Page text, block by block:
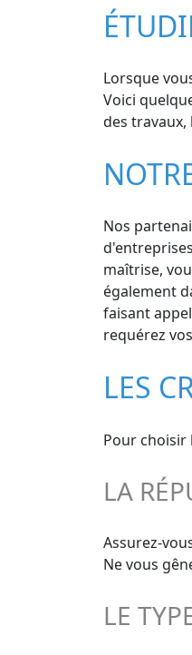
Lorsque
Voici
des travaux,
Nos
maîtrise,
également
faisant
requérez
LES
Pour choisir
LA
Assurez-
Ne vous
LE